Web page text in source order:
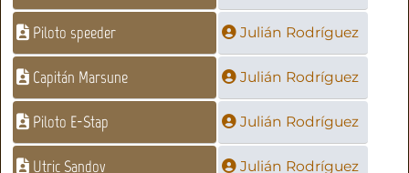
Piloto speeder Julián Rodríguez
Capitán Marsune Julián Rodríguez
Piloto E-Stap Julián Rodríguez
Utric Sandov Julián Rodríguez